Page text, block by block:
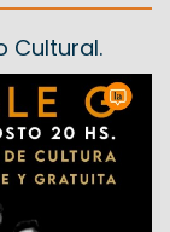
Cultural.